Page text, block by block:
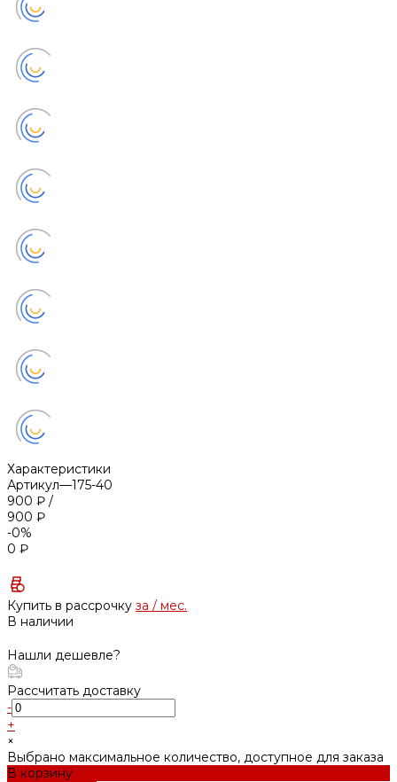
Характеристики
Артикул—175-40
900 ₽ /
900 ₽
-0%
0 ₽
Купить в рассрочку за / мес.
В наличии
Нашли дешевле?
Рассчитать доставку
-
+
×
Выбрано максимальное количество, доступное для заказа
В корзину